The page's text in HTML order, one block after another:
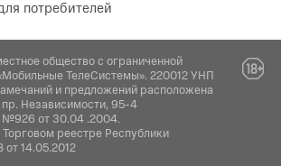
потребителей
общество с ограниченной
ТелеСистемы». 220012 УНП
и предложений расположена
Независимости, 95-4
от 30.04 .2004.
реестре Республики
14.05.2012